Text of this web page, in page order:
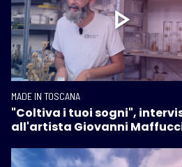
MADE IN TOSCANA
"Coltiva i tuoi sogni",
all'artista Giovanni